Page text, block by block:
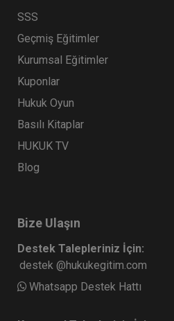
SSS
Geçmiş Eğitimler
Kurumsal Eğitimler
Kuponlar
Hukuk Oyun
Basılı Kitaplar
HUKUK TV
Blog
Bize Ulaşın
Destek Talepleriniz İçin:
destek @hukukegitim.com
Whatsapp Destek Hattı